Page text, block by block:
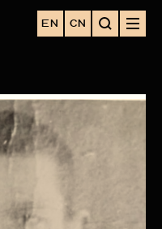
EN CN